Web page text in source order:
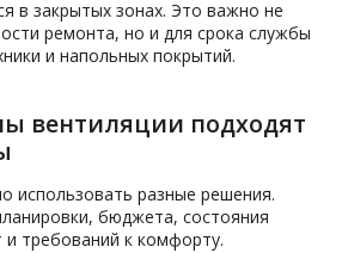
в закрытых зонах. Это важно не
ремонта, но и для срока службы
и напольных покрытий.
вентиляции подходят
использовать разные решения.
бюджета, состояния
требований к комфорту.